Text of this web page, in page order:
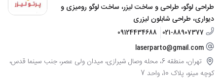
طراحی لوگو، طراحی و ساخت لیزر، ساخت لوگو رومیزی و
دیواری، طراحی شابلون لیزری
021-88907377
09124434688
laserparto@gmail.com
تهران، منطقه 6، محله وصال شیرازی، میدان ولی عصر، جنب سینما قدس،
کوچه مینو، پلاک 10، واحد 7